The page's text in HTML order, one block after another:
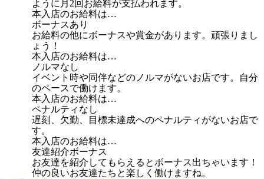
ように月2回お給料が支払われます。
本入店のお給料は…
ボーナスあり
お給料の他にボーナスや賞金があります。頑張りまし
ょう！
本入店のお給料は…
ノルマなし
イベント時や同伴などのノルマがないお店です。自分
のペースで働けます。
本入店のお給料は…
ペナルティなし
遅刻、欠勤、目標未達成へのペナルティがないお店で
す。
本入店のお給料は…
友達紹介ボーナス
お友達を紹介してもらえるとボーナス出ちゃいます！
仲の良いお友達たちと楽しく働けますね。